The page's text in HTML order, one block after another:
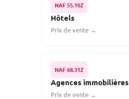
NAF 55.10Z
Hôtels
Prix de vente →
NAF 68.31Z
Agences immobilières
Prix de vente →